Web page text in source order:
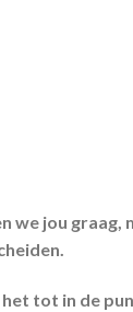
we jou
tot in de